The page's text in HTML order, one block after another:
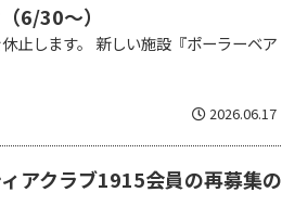
6/30～）
止します。 新しい施設『ポーラーベア
2026.06.17
アクラブ1915会員の再募集の